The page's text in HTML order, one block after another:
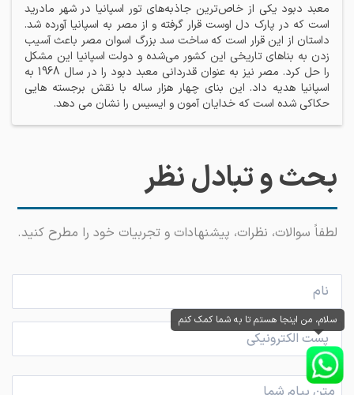
سلام، من اینجا هستم تا به شما کمک کنم
معبد دبود یکی از خاص‌ترین جاذبه‌های تور اسپانیا در شهر مادرید
است که در پارک دل اوست قرار گرفته و از مصر به اسپانیا آورده شد.
داستان از این قرار است که ساخت سد بزرگ اسوان مصر باعث آسیب
زدن به بناهای تاریخی این کشور می‌شده و دولت اسپانیا این مشکل
را حل کرد. مصر نیز به عنوان قدردانی معبد دبود را در سال 1968 به
اسپانیا هدیه داد. این بنای چهار هزار ساله با نقش برجسته هایی
حکاکی شده است که خدایان آمون و ایسیس را نشان می دهد.
بحث و تبادل نظر
لطفاً سوالات، نظرات، پیشنهادات و تجربیات خود را مطرح کنید.